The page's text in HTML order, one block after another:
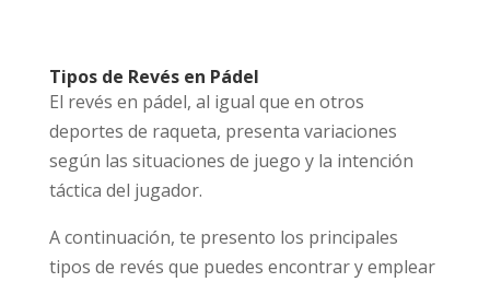
Tipos de Revés en Pádel
El revés en pádel, al igual que en otros
deportes de raqueta, presenta variaciones
según las situaciones de juego y la intención
táctica del jugador.
A continuación, te presento los principales
tipos de revés que puedes encontrar y emplear